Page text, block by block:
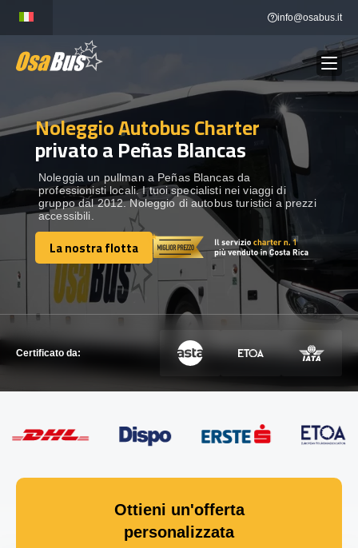
content
info@osabus.it
NOLEGGIO AUTOBUS Show dropdown
DESTINAZIONI Show dropdown
FLOTTA
METTITI IN CONTATTO
METTITI IN CONTATTO
Noleggio Autobus Charter
privato a Peñas Blancas
Noleggia un pullman a Peñas Blancas da
professionisti locali. I tuoi specialisti nei viaggi di
gruppo dal 2012. Noleggio di autobus turistici a prezzi
accessibili.
La nostra flotta
La nostra flotta
Certificato da:
Ottieni un'offerta
personalizzata